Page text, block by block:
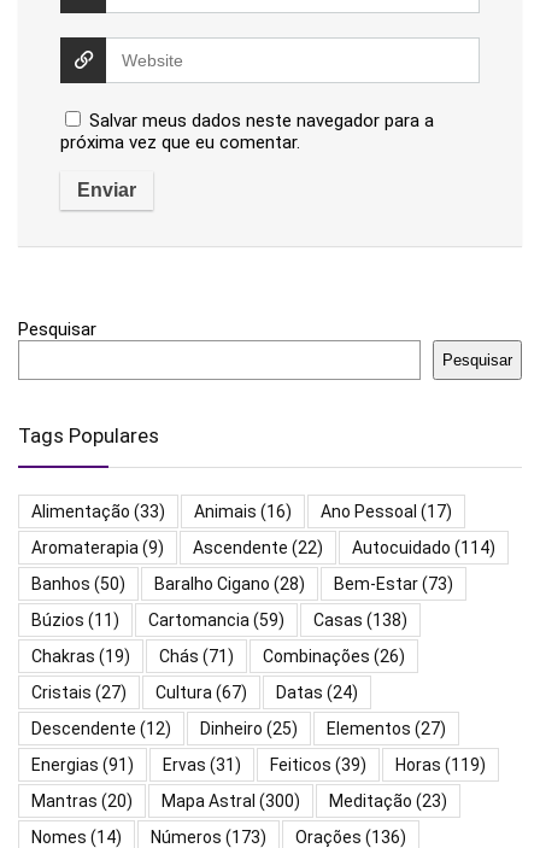
Salvar meus dados neste navegador para a
próxima vez que eu comentar.
Pesquisar
Pesquisar
Tags Populares
Alimentação (33) Animais (16) Ano Pessoal (17)
Aromaterapia (9) Ascendente (22) Autocuidado (114)
Banhos (50) Baralho Cigano (28) Bem-Estar(73)
Búzios (11) Cartomancia (59) Casas (138)
Chakras (19) Chás (71) Combinações (26)
Cristais (27) Cultura (67) Datas (24)
Descendente (12) Dinheiro (25) Elementos (27)
Energias (91) Ervas (31) Feiticos (39) Horas (119)
Mantras (20) Mapa Astral (300) Meditação (23)
Nomes (14) Números (173) Orações (136)